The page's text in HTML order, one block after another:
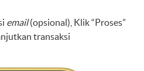
email(opsional), Klik “Proses”
transaksi